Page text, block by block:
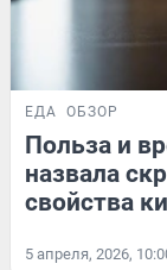
ЕДА ОБЗОР
Польза и
назвала
свойства
5 апреля, 2026,